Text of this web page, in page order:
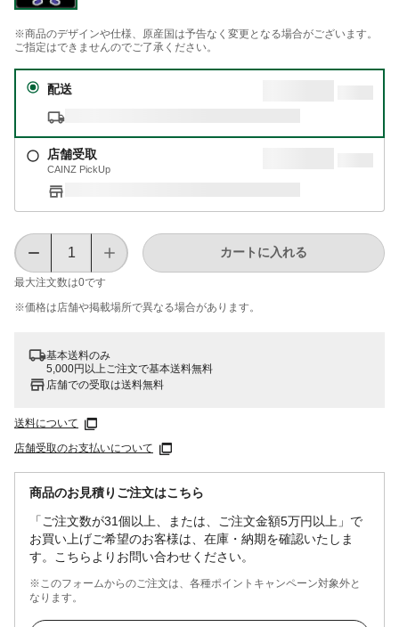
※商品のデザインや仕様、原産国は予告なく変更となる場合がございます。
ご指定はできませんのでご了承ください。
配送
店舗受取
CAINZ PickUp
最大注文数は0です
カートに入れる
※価格は​店舗や​掲載場所で​異なる​場合が​あります。
基本送料のみ
5,000円以上ご注文で基本送料無料
店舗での受取は送料無料
送料について
店舗受取のお支払いについて
商品のお見積りご注文はこちら
「ご注文数が31個以上、または、ご注文金額5万円以上」で
お買い上げご希望のお客様は、在庫・納期を確認いたしま
す。こちらよりお問い合わせください。
※このフォームからのご注文は、各種ポイントキャンペーン対象外と
なります。